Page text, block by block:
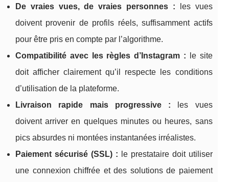
De vraies vues, de vraies personnes : les vues
doivent provenir de profils réels, suffisamment actifs
pour être pris en compte par l’algorithme.
Compatibilité avec les règles d’Instagram : le site
doit afficher clairement qu’il respecte les conditions
d’utilisation de la plateforme.
Livraison rapide mais progressive : les vues
doivent arriver en quelques minutes ou heures, sans
pics absurdes ni montées instantanées irréalistes.
Paiement sécurisé (SSL) : le prestataire doit utiliser
une connexion chiffrée et des solutions de paiement